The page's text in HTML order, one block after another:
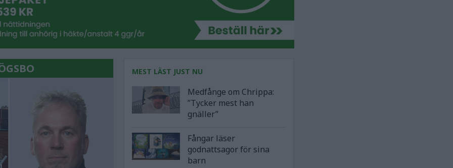
MEST LÄST JUST NU
Medfånge om Chrippa:
”Tycker mest han
gnäller”
Fångar läser
godnattsagor för sina
barn